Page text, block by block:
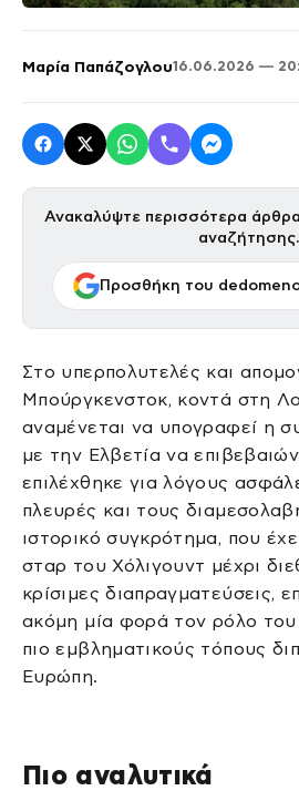
Μαρία Παπάζογλου16.06.2026 —
Ανακαλύψτε περισσότερα
αναζήτησης.
Προσθήκη του
Στο υπερπολυτελές και
Μπούργκενστοκ, κοντά στη
αναμένεται να υπογραφεί η
με την Ελβετία να
επιλέχθηκε για λόγους
πλευρές και τους
ιστορικό συγκρότημα, που
σταρ του Χόλιγουντ μέχρι
κρίσιμες διαπραγματεύσεις,
ακόμη μία φορά τον ρόλο
πιο εμβληματικούς τόπους
Ευρώπη.
Πιο αναλυτικά